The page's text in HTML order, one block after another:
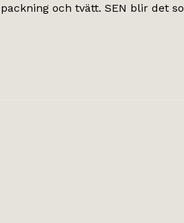
och tvätt. SEN blir det